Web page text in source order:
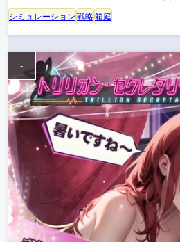
シミュレーション戦略箱庭
-